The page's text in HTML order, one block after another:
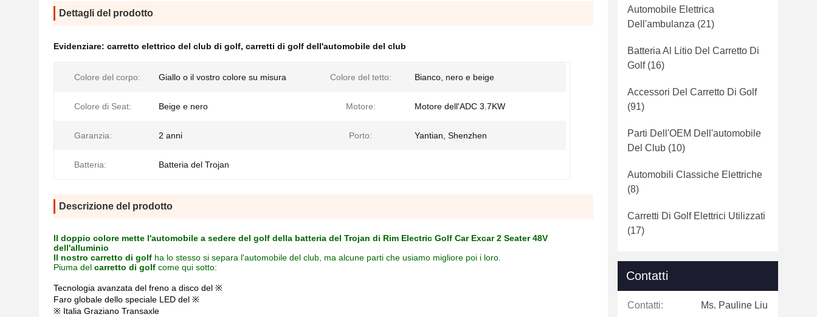
Dettagli del prodotto
Evidenziare: carretto elettrico del club di golf, carretti di golf dell'automobile del club
Colore del corpo: Giallo o il vostro colore su misura Colore del tetto: Bianco, nero e beige
Colore di Seat: Beige e nero Motore: Motore dell'ADC 3.7KW
Garanzia: 2 anni Porto: Yantian, Shenzhen
Batteria: Batteria del Trojan
Descrizione del prodotto
Il doppio colore mette l'automobile a sedere del golf della batteria del Trojan di Rim Electric Golf Car Excar 2 Seater 48V
dell'alluminio
Il nostro carretto di golf ha lo stesso si separa l'automobile del club, ma alcune parti che usiamo migliore poi i loro.
Piuma del carretto di golf come qui sotto:
Tecnologia avanzata del freno a disco del ※
Faro globale dello speciale LED del ※
※ Italia Graziano Transaxle
Automobile Elettrica
Dell'ambulanza (21)
Batteria Al Litio Del Carretto Di
Golf(16)
Accessori Del Carretto Di Golf
(91)
Parti Dell'OEM Dell'automobile
Del Club (10)
Automobili Classiche Elettriche
(8)
Carretti Di Golf Elettrici Utilizzati
(17)
Contatti
Contatti: Ms. Pauline Liu